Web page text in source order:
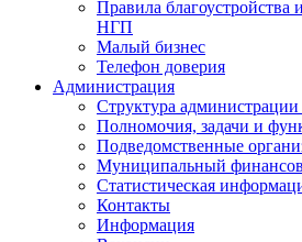
Правила благоустройства
НГП
Малый бизнес
Телефон доверия
Администрация
Структура администрации
Полномочия, задачи и
Подведомственные
Муниципальный
Статистическая
Контакты
Информация